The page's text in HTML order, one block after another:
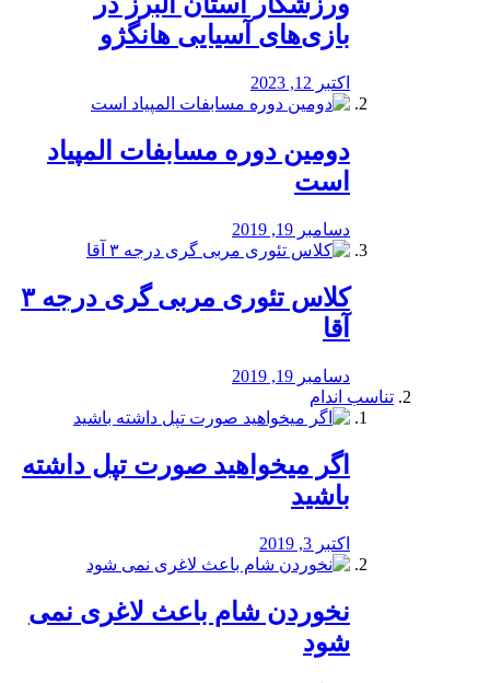
بازی‌های آسیایی هانگژو
اکتبر 12, 2023
دومین دوره مسابفات المپیاد
است
دسامبر 19, 2019
کلاس تئوری مربی گری درجه ۳
آقا
دسامبر 19, 2019
تناسب اندام
اگر میخواهید صورت تپل داشته
باشید
اکتبر 3, 2019
نخوردن شام باعث لاغری نمی
‌شود